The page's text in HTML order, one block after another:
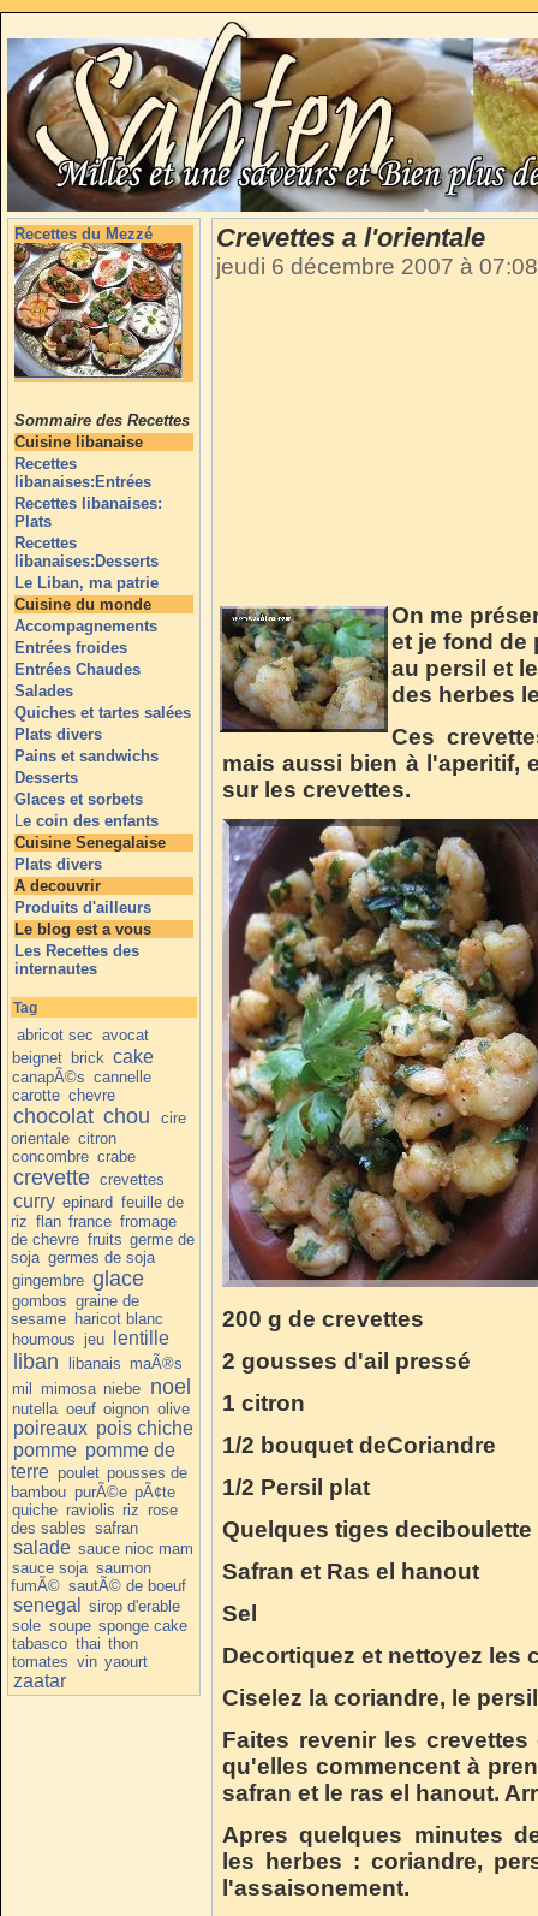
Recettes du Mezzé
Sommaire des Recettes
Cuisine libanaise
Recettes
libanaises:Entrées
Recettes libanaises:
Plats
Recettes
libanaises:Desserts
Le Liban, ma patrie
Cuisine du monde
Accompagnements
Entrées froides
Entrées Chaudes
Salades
Quiches et tartes salées
Plats divers
Pains et sandwichs
Desserts
Glaces et sorbets
Le coin des enfants
Cuisine Senegalaise
Plats divers
A decouvrir
Produits d'ailleurs
Le blog est a vous
Les Recettes des
internautes
Tag
abricot sec avocat
beignet brick cake
canapÃ©s cannelle
carotte chevre
chocolat chou
cire
orientale citron
concombre crabe
crevette crevettes
curry epinard feuille de
riz flan france fromage
de chevre fruits germe de
soja germes de soja
gingembre glace
gombos graine de
sesame haricot blanc
houmous jeu lentille
liban libanais maÃ®s
mil mimosa niebe noel
nutella oeuf oignon olive
poireaux pois chiche
pomme pomme de
terre poulet pousses de
bambou purÃ©e pÃ¢te
quiche raviolis riz rose
des sables safran
salade sauce nioc mam
sauce soja saumon
fumÃ© sautÃ© de boeuf
senegal
sirop d'erable
sole soupe sponge cake
tabasco thai thon
tomates vin yaourt
zaatar
Crevettes a l'orientale
jeudi 6 décembre 2007 à
On me
et je fond de
au persil et
des herbes
Ces
mais aussi bien à l'aperitif,
sur les crevettes.
200 g de crevettes
2 gousses d'ail pressé
1 citron
1/2 bouquet deCoriandre
1/2 Persil plat
Quelques tiges deciboulette
Safran et Ras el hanout
Sel
Decortiquez et nettoyez les
Ciselez la coriandre, le
Faites revenir les
qu'elles commencent à
safran et le ras el hanout.
Apres quelques minutes
les herbes : coriandre,
l'assaisonement.